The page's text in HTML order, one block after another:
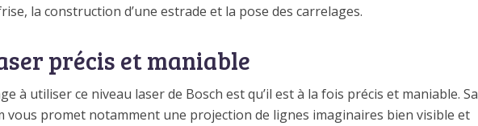
la construction d’une estrade et la pose des carrelages.
précis et maniable
à utiliser ce niveau laser de Bosch est qu’il est à la fois précis et maniable. Sa
vous promet notamment une projection de lignes imaginaires bien visible et